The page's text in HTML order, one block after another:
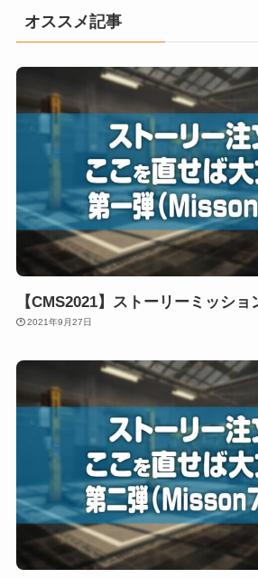
オススメ記事
【CMS2021】ストーリーミッショ
2021年9月27日